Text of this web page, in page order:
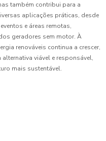
também contribui para a
aplicações práticas, desde
e áreas remotas,
geradores sem motor. À
renováveis continua a crescer,
viável e responsável,
mais sustentável.